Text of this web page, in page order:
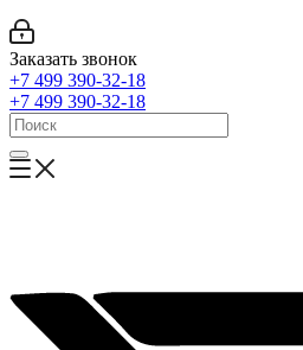
Заказать звонок
+7 499 390-32-18
+7 499 390-32-18